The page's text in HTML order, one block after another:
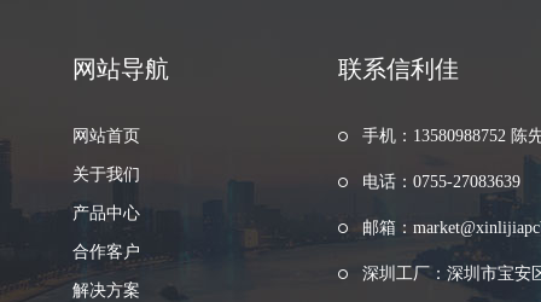
网站导航
网站首页
关于我们
产品中心
合作客户
解决方案
联系信利佳
手机：13580988752 陈
电话：0755-27083639
邮箱：
深圳工厂：深圳市宝安